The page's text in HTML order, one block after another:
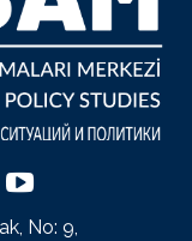
No: 9,